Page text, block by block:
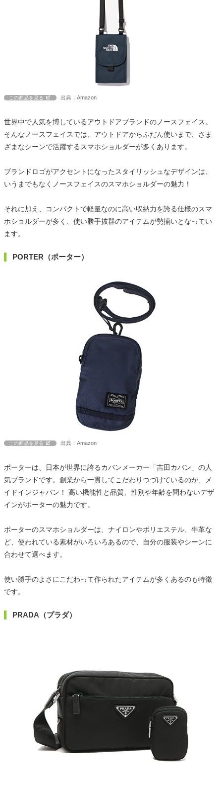
この商品を見る 出典：Amazon
世界中で人気を博しているアウトドアブランドのノースフェイス。
そんなノースフェイスでは、アウトドアからふだん使いまで、さま
ざまなシーンで活躍するスマホショルダーが多くあります。
ブランドロゴがアクセントになったスタイリッシュなデザインは、
いうまでもなくノースフェイスのスマホショルダーの魅力！
それに加え、コンパクトで軽量なのに高い収納力を誇る仕様のスマ
ホショルダーが多く、使い勝手抜群のアイテムが勢揃いとなってい
ます。
PORTER（ポーター）
この商品を見る 出典：Amazon
ポーターは、日本が世界に誇るカバンメーカー「吉田カバン」の人
気ブランドです。創業から一貫してこだわりつづけているのが、メ
イドインジャパン！ 高い機能性と品質、性別や年齢を問わないデザ
インがポーターの魅力です。
ポーターのスマホショルダーは、ナイロンやポリエステル、牛革な
ど、使われている素材がいろいろあるので、自分の服装やシーンに
合わせて選べます。
使い勝手のよさにこだわって作られたアイテムが多くあるのも特徴
です。
PRADA（プラダ）